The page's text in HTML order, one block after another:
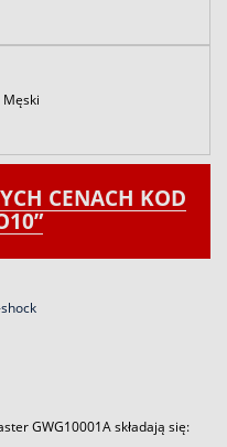
Męski
CENACH KOD
GWG10001A składają się: